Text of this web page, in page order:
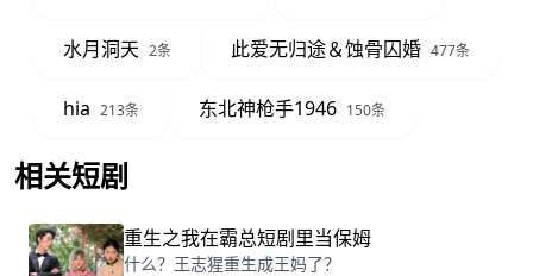
水月洞天 2条 此爱无归途＆蚀骨囚婚 477条
hia 213条 东北神枪手1946 150条
相关短剧
重生之我在霸总短剧里当保姆
什么？王志猩重生成王妈了？